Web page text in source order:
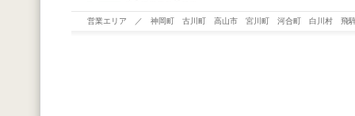
営業エリア ／ 神岡町 古川町 高山市 宮川町 河合町 白川村 飛